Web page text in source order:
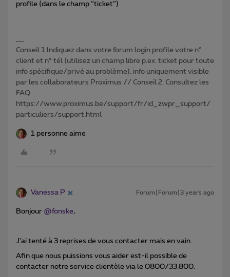
profile (dans le champ “ticket”)
Conseil 1:Indiquez dans votre forum login profile votre n°
client et n° tél (utilisez un champ libre p.ex. ticket pour toute
info spécifique/privé au problème), info uniquement visible
par les collaborateurs Proximus // Conseil 2: Consultez les
FAQ
https://www.proximus.be/support/fr/id_zwpr_support/
particuliers/support.html
1 personne aime
Vanessa P Forum|Forum|3 years ago
Bonjour @fonske,
J’ai tenté à 3 reprises de vous contacter mais en vain.
Afin que nous puissions vous aider est-il possible de
contacter notre service clientèle via le 0800/33.800.